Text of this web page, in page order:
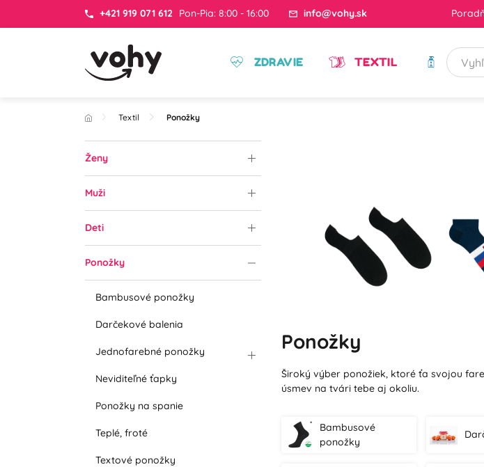
+421 919 071 612 Pon-Pia: 8:00 - 16:00 info@vohy.sk
ZDRAVIE TEXTIL
Textil Ponožky
Ponožky
Široký výber ponožiek, ktoré ťa svojou
úsmev na tvári tebe aj okoliu.
Bambusové
ponožky
Ženy
Muži
Deti
Ponožky
Bambusové ponožky
Darčekové balenia
Jednofarebné ponožky
Neviditeľné ťapky
Ponožky na spanie
Teplé, froté
Textové ponožky